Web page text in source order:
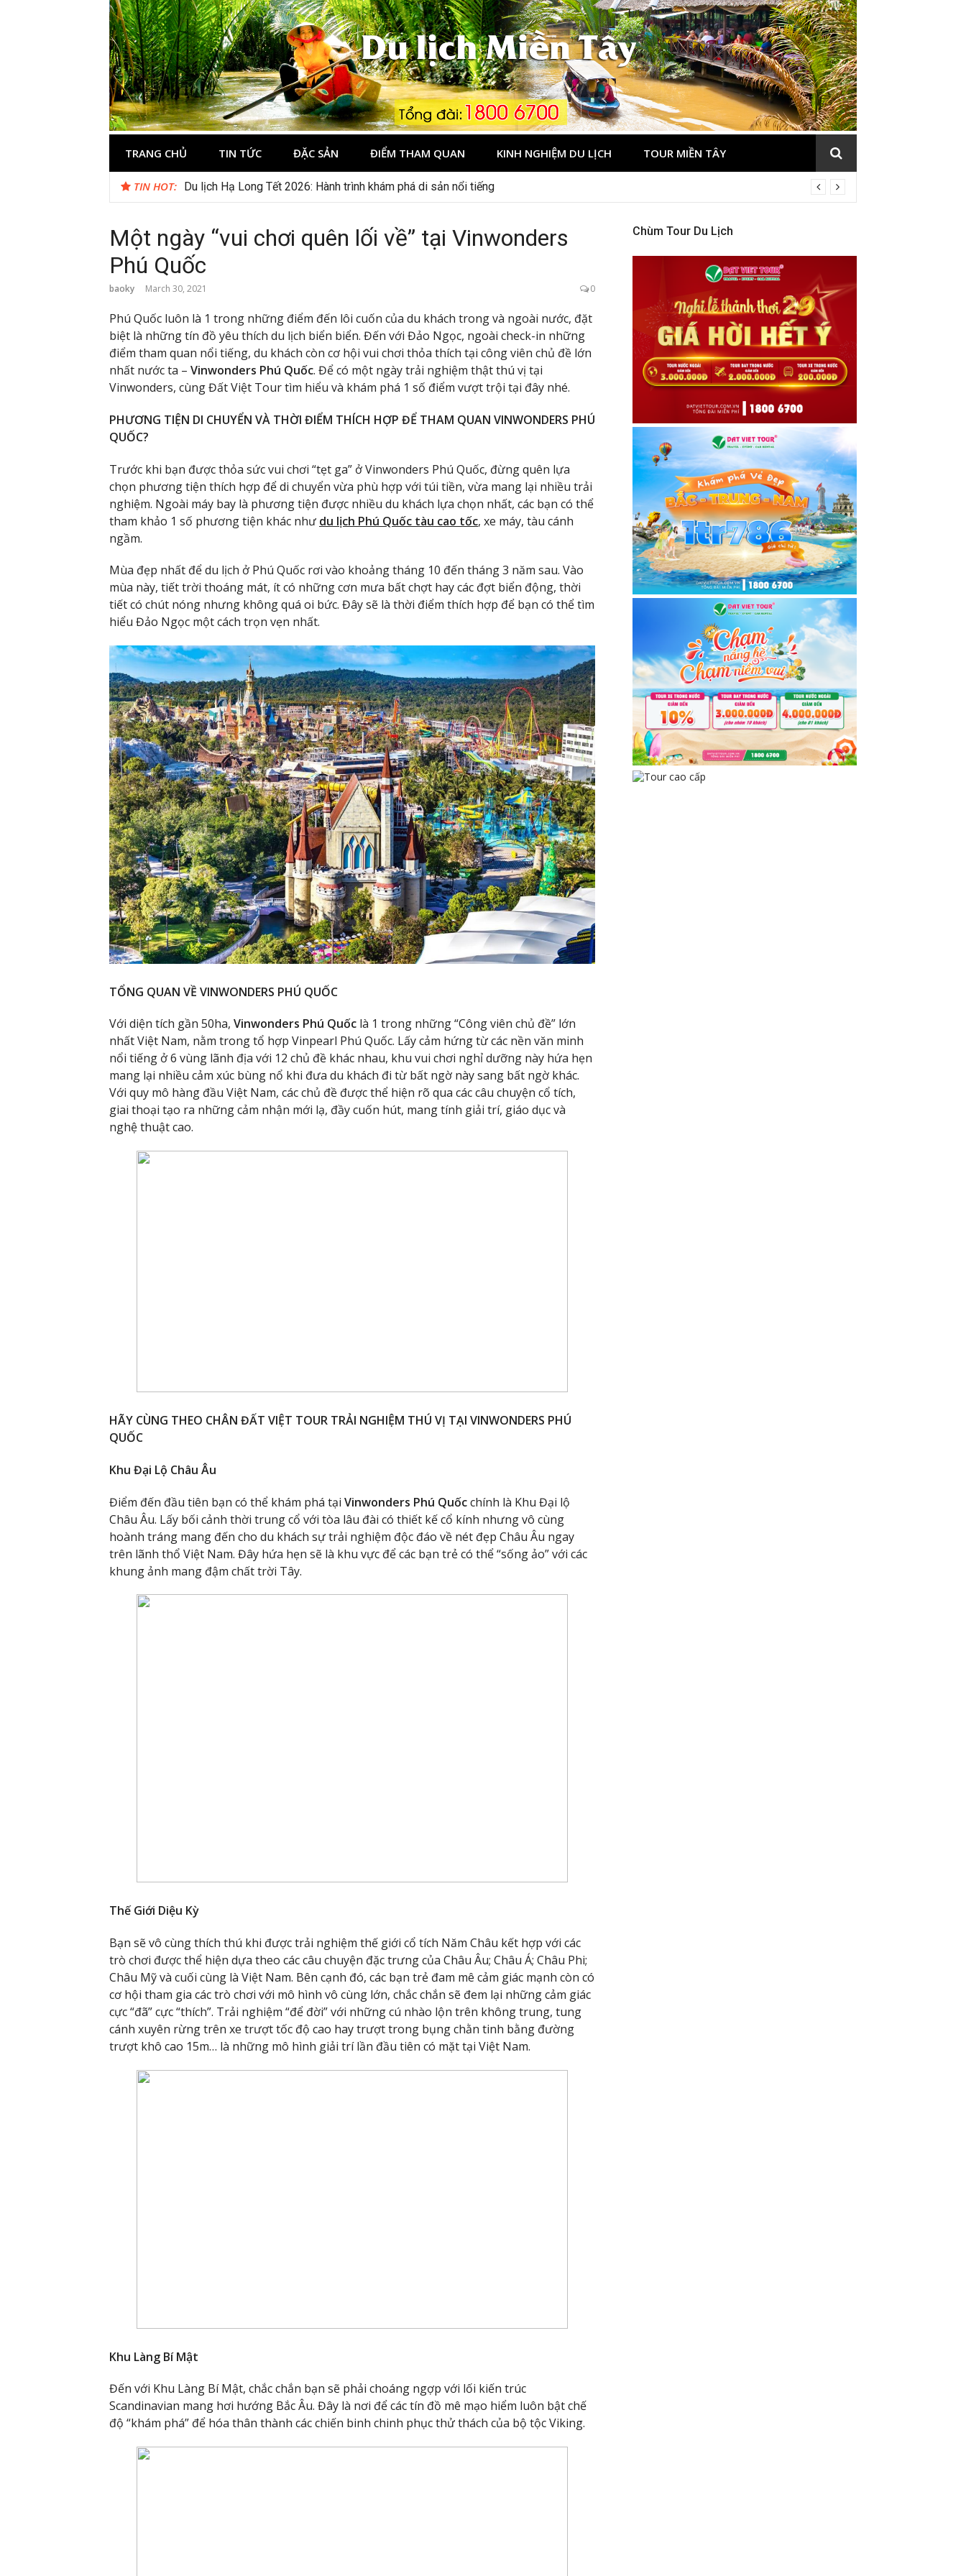
Du lịch Miền Tây
TRANG CHỦ TIN TỨC ĐẶC SẢN ĐIỂM THAM QUAN KINH NGHIỆM DU LỊCH TOUR MIỀN TÂY
TIN HOT: Du lịch Hạ Long Tết 2026: Hành trình khám phá di sản nổi tiếng
Một ngày “vui chơi quên lối về” tại Vinwonders
Phú Quốc
baoky March 30, 2021 0
Phú Quốc luôn là 1 trong những điểm đến lôi cuốn của du khách trong và ngoài nước, đặt
biệt là những tín đồ yêu thích du lịch biển biển. Đến với Đảo Ngọc, ngoài check-in những
điểm tham quan nổi tiếng, du khách còn cơ hội vui chơi thỏa thích tại công viên chủ đề lớn
nhất nước ta – Vinwonders Phú Quốc. Để có một ngày trải nghiệm thật thú vị tại
Vinwonders, cùng Đất Việt Tour tìm hiểu và khám phá 1 số điểm vượt trội tại đây nhé.
PHƯƠNG TIỆN DI CHUYỂN VÀ THỜI ĐIỂM THÍCH HỢP ĐỂ THAM QUAN VINWONDERS PHÚ
QUỐC?
Trước khi bạn được thỏa sức vui chơi “tẹt ga” ở Vinwonders Phú Quốc, đừng quên lựa
chọn phương tiện thích hợp để di chuyển vừa phù hợp với túi tiền, vừa mang lại nhiều trải
nghiệm. Ngoài máy bay là phương tiện được nhiều du khách lựa chọn nhất, các bạn có thể
tham khảo 1 số phương tiện khác như du lịch Phú Quốc tàu cao tốc, xe máy, tàu cánh
ngầm.
Mùa đẹp nhất để du lịch ở Phú Quốc rơi vào khoảng tháng 10 đến tháng 3 năm sau. Vào
mùa này, tiết trời thoáng mát, ít có những cơn mưa bất chợt hay các đợt biển động, thời
tiết có chút nóng nhưng không quá oi bức. Đây sẽ là thời điểm thích hợp để bạn có thể tìm
hiểu Đảo Ngọc một cách trọn vẹn nhất.
TỔNG QUAN VỀ VINWONDERS PHÚ QUỐC
Với diện tích gần 50ha, Vinwonders Phú Quốc là 1 trong những “Công viên chủ đề” lớn
nhất Việt Nam, nằm trong tổ hợp Vinpearl Phú Quốc. Lấy cảm hứng từ các nền văn minh
nổi tiếng ở 6 vùng lãnh địa với 12 chủ đề khác nhau, khu vui chơi nghỉ dưỡng này hứa hẹn
mang lại nhiều cảm xúc bùng nổ khi đưa du khách đi từ bất ngờ này sang bất ngờ khác.
Với quy mô hàng đầu Việt Nam, các chủ đề được thể hiện rõ qua các câu chuyện cổ tích,
giai thoại tạo ra những cảm nhận mới lạ, đầy cuốn hút, mang tính giải trí, giáo dục và
nghệ thuật cao.
HÃY CÙNG THEO CHÂN ĐẤT VIỆT TOUR TRẢI NGHIỆM THÚ VỊ TẠI VINWONDERS PHÚ
QUỐC
Khu Đại Lộ Châu Âu
Điểm đến đầu tiên bạn có thể khám phá tại Vinwonders Phú Quốcchính là Khu Đại lộ
Châu Âu. Lấy bối cảnh thời trung cổ với tòa lâu đài có thiết kế cổ kính nhưng vô cùng
hoành tráng mang đến cho du khách sự trải nghiệm độc đáo về nét đẹp Châu Âu ngay
trên lãnh thổ Việt Nam. Đây hứa hẹn sẽ là khu vực để các bạn trẻ có thể “sống ảo” với các
khung ảnh mang đậm chất trời Tây.
Thế Giới Diệu Kỳ
Bạn sẽ vô cùng thích thú khi được trải nghiệm thế giới cổ tích Năm Châu kết hợp với các
trò chơi được thể hiện dựa theo các câu chuyện đặc trưng của Châu Âu; Châu Á; Châu Phi;
Châu Mỹ và cuối cùng là Việt Nam. Bên cạnh đó, các bạn trẻ đam mê cảm giác mạnh còn có
cơ hội tham gia các trò chơi với mô hình vô cùng lớn, chắc chắn sẽ đem lại những cảm giác
cực “đã” cực “thích”. Trải nghiệm “để đời” với những cú nhào lộn trên không trung, tung
cánh xuyên rừng trên xe trượt tốc độ cao hay trượt trong bụng chằn tinh bằng đường
trượt khô cao 15m… là những mô hình giải trí lần đầu tiên có mặt tại Việt Nam.
Khu Làng Bí Mật
Đến với Khu Làng Bí Mật, chắc chắn bạn sẽ phải choáng ngợp với lối kiến trúc
Scandinavian mang hơi hướng Bắc Âu. Đây là nơi để các tín đồ mê mạo hiểm luôn bật chế
độ “khám phá” để hóa thân thành các chiến binh chinh phục thử thách của bộ tộc Viking.
Chùm Tour Du Lịch